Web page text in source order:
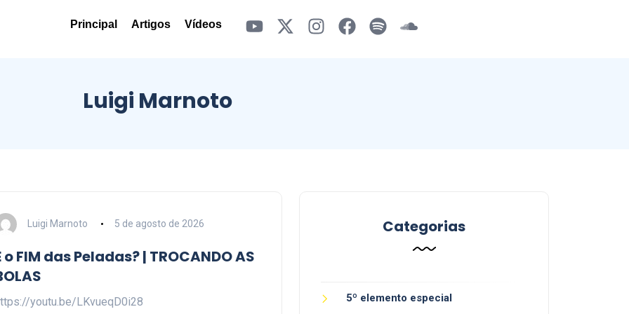
Principal Artigos Vídeos
Luigi Marnoto
Luigi Marnoto 5 de agosto de 2026
o FIM das Peladas? | TROCANDO AS
youtu.be/LKvueqD0i28
Categorias
5º elemento especial